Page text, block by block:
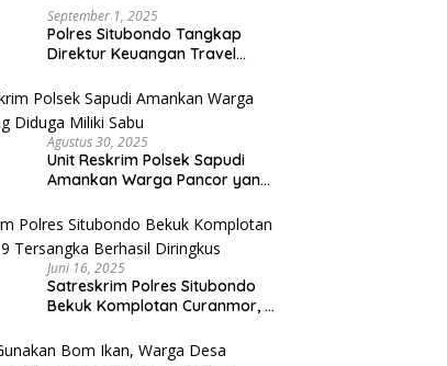
September 1, 2025
Polres Situbondo Tangkap
Direktur Keuangan Travel
Capai Miliaran Rupiah
Agustus 30, 2025
Unit Reskrim Polsek Sapudi
Amankan Warga Pancor yang
Juni 16, 2025
Satreskrim Polres Situbondo
Bekuk Komplotan Curanmor, 9